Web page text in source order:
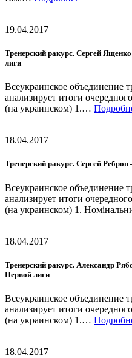
19.04.2017
Тренерский ракурс. Сергей
лиги
Всеукраинское объединение
анализирует итоги
(на украинском) 1.…
18.04.2017
Тренерский ракурс. Сергей
Всеукраинское объединение
анализирует итоги
(на украинском) 1.
18.04.2017
Тренерский ракурс. Александр
Первой лиги
Всеукраинское объединение
анализирует итоги
(на украинском) 1.…
18.04.2017